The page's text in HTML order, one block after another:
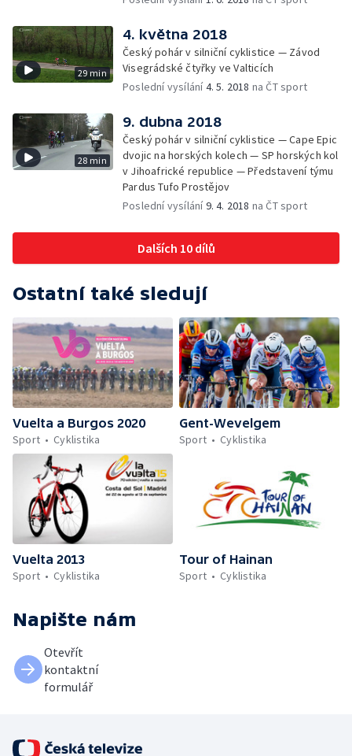
29 min
4. května 2018
Český pohár v silniční cyklistice — Závod
Visegrádské čtyřky ve Valticích
Poslední vysílání4. 5. 2018 na ČT sport
28 min
9. dubna 2018
Český pohár v silniční cyklistice — Cape Epic
dvojic na horských kolech — SP horských kol
v Jihoafrické republice — Představení týmu
Pardus Tufo Prostějov
Poslední vysílání9. 4. 2018 na ČT sport
Dalších 10 dílů
Ostatní také sledují
Vuelta a Burgos 2020
Sport
Cyklistika
Gent-Wevelgem
Sport
Cyklistika
Vuelta 2013
Sport
Cyklistika
Tour of Hainan
Sport
Cyklistika
Napište nám
Otevřít
kontaktní
formulář